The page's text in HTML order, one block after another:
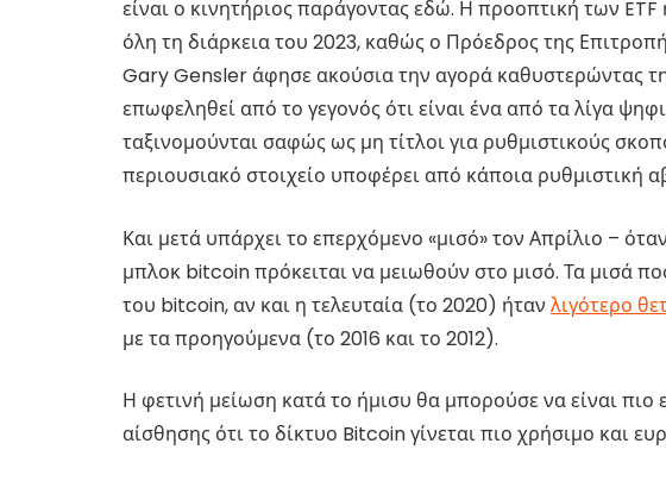
είναι ο κινητήριος παράγοντας εδώ. Η προοπτική των ETF
όλη τη διάρκεια του 2023, καθώς ο Πρόεδρος της
Gary Gensler άφησε ακούσια την αγορά καθυστερώντας
επωφεληθεί από το γεγονός ότι είναι ένα από τα λίγα
ταξινομούνται σαφώς ως μη τίτλοι για ρυθμιστικούς
περιουσιακό στοιχείο υποφέρει από κάποια ρυθμιστική
Και μετά υπάρχει το επερχόμενο «μισό» τον Απρίλιο –
μπλοκ bitcoin πρόκειται να μειωθούν στο μισό. Τα μισά
του bitcoin, αν και η τελευταία (το 2020) ήταν λιγότερο
με τα προηγούμενα (το 2016 και το 2012).
Η φετινή μείωση κατά το ήμισυ θα μπορούσε να είναι πιο
αίσθησης ότι το δίκτυο Bitcoin γίνεται πιο χρήσιμο και